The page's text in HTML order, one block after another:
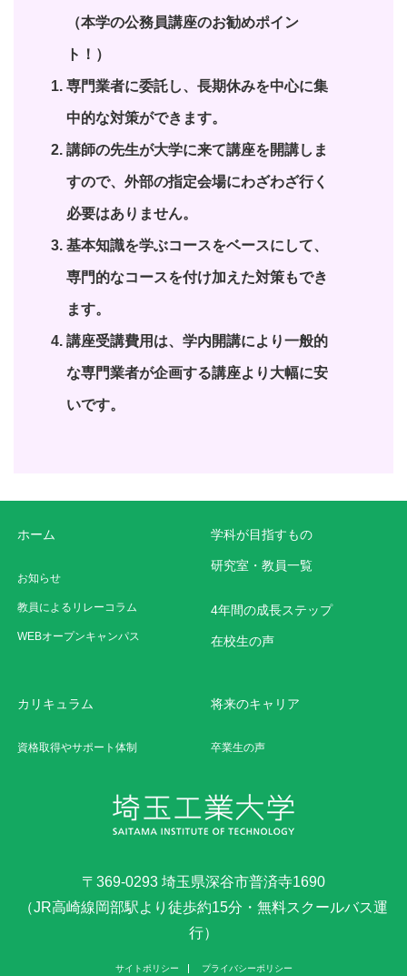
（本学の公務員講座のお勧めポイン
ト！）
専門業者に委託し、長期休みを中心に集
中的な対策ができます。
講師の先生が大学に来て講座を開講しま
すので、外部の指定会場にわざわざ行く
必要はありません。
基本知識を学ぶコースをベースにして、
専門的なコースを付け加えた対策もでき
ます。
講座受講費用は、学内開講により一般的
な専門業者が企画する講座より大幅に安
いです。
ホーム
お知らせ
教員によるリレーコラム
WEBオープンキャンパス
学科が目指すもの
研究室・教員一覧
4年間の成長ステップ
在校生の声
カリキュラム
資格取得やサポート体制
将来のキャリア
卒業生の声
〒369-0293 埼玉県深谷市普済寺1690
（JR高崎線岡部駅より徒歩約15分・無料スクールバス運
行）
サイトポリシー プライバシーポリシー